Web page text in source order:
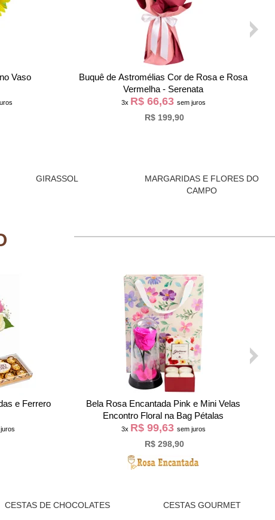
Rosa
Buquê Partitura de Rosas Nacionais
Vermelho
3x R$ 38,63 sem juros
R$ 115,90
GIRASSOL
MARGARIDAS E FLORES DO
CAMPO
e Biscoito
Buquê Trio de Rosas Pink com Urso
Chaveirinho
3x R$ 55,63 sem juros
R$ 166,90
CESTAS DE CHOCOLATES CESTAS GOURMET